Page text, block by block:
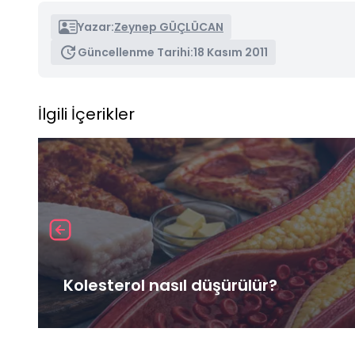
Yazar:Zeynep GÜÇLÜCAN
Güncellenme Tarihi:18 Kasım 2011
İlgili İçerikler
Kolesterol nasıl düşürülür?